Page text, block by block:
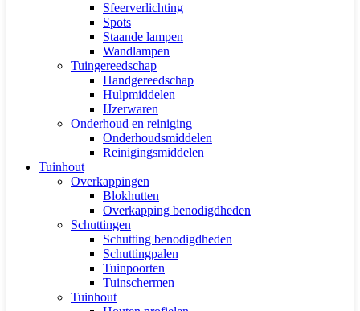
Sfeerverlichting
Spots
Staande lampen
Wandlampen
Tuingereedschap
Handgereedschap
Hulpmiddelen
IJzerwaren
Onderhoud en reiniging
Onderhoudsmiddelen
Reinigingsmiddelen
Tuinhout
Overkappingen
Blokhutten
Overkapping benodigdheden
Schuttingen
Schutting benodigdheden
Schuttingpalen
Tuinpoorten
Tuinschermen
Tuinhout